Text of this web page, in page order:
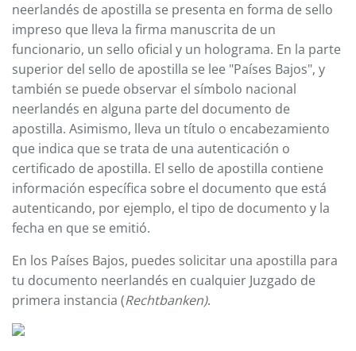
neerlandés de apostilla se presenta en forma de sello
impreso que lleva la firma manuscrita de un
funcionario, un sello oficial y un holograma. En la parte
superior del sello de apostilla se lee "Países Bajos", y
también se puede observar el símbolo nacional
neerlandés en alguna parte del documento de
apostilla. Asimismo, lleva un título o encabezamiento
que indica que se trata de una autenticación o
certificado de apostilla. El sello de apostilla contiene
información específica sobre el documento que está
autenticando, por ejemplo, el tipo de documento y la
fecha en que se emitió.
En los Países Bajos, puedes solicitar una apostilla para
tu documento neerlandés en cualquier Juzgado de
primera instancia (Rechtbanken).